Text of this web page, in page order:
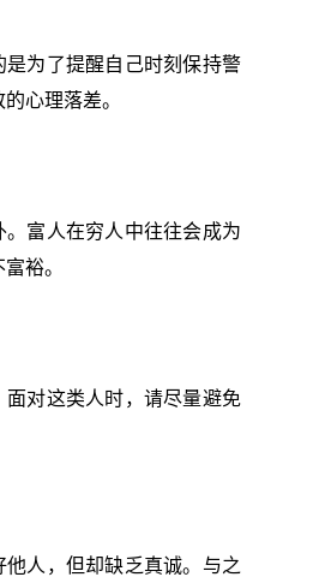
为了提醒自己时刻保持警
心理落差。
富人在穷人中往往会成为
裕。
对这类人时，请尽量避免
人，但却缺乏真诚。与之